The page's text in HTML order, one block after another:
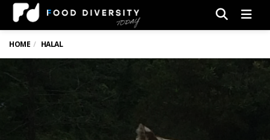
HOME HALAL